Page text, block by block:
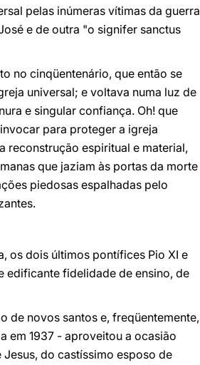
pelas inúmeras vítimas da guerra
e de outra "o signifer sanctus
no cinqüentenário, que então se
universal; e voltava numa luz de
e singular confiança. Oh! que
para proteger a igreja
reconstrução espiritual e material,
que jaziam às portas da morte
piedosas espalhadas pelo
os dois últimos pontífices Pio XI e
edificante fidelidade de ensino, de
de novos santos e, freqüentemente,
em 1937 - aproveitou a ocasião
do castíssimo esposo de